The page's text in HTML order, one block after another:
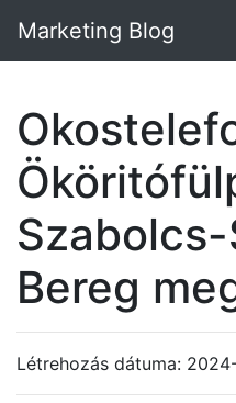
Marketing Blog
Bereg
Létrehozás dátuma: